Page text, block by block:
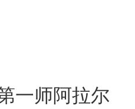
一师阿拉尔